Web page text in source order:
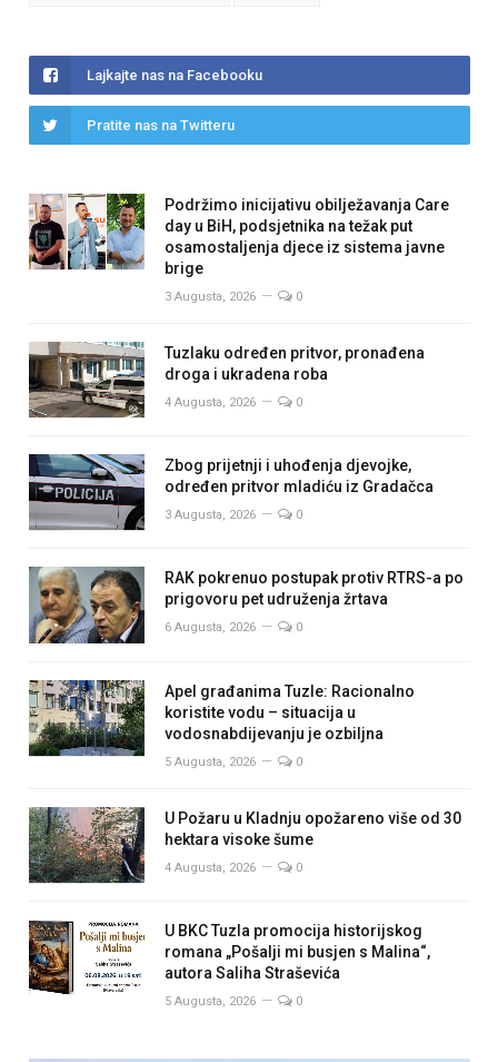
Lajkajte nas na Facebooku
Pratite nas na Twitteru
Podržimo inicijativu obilježavanja Care
day u BiH, podsjetnika na težak put
osamostaljenja djece iz sistema javne
brige
3 Augusta, 2026 0
Tuzlaku određen pritvor, pronađena
droga i ukradena roba
4 Augusta, 2026 0
Zbog prijetnji i uhođenja djevojke,
određen pritvor mladiću iz Gradačca
3 Augusta, 2026 0
RAK pokrenuo postupak protiv RTRS-a po
prigovoru pet udruženja žrtava
6 Augusta, 2026 0
Apel građanima Tuzle: Racionalno
koristite vodu – situacija u
vodosnabdijevanju je ozbiljna
5 Augusta, 2026 0
U Požaru u Kladnju opožareno više od 30
hektara visoke šume
4 Augusta, 2026 0
U BKC Tuzla promocija historijskog
romana „Pošalji mi busjen s Malina“,
autora Saliha Straševića
5 Augusta, 2026 0